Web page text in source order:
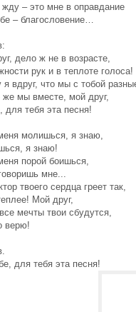
жду – это мне в оправдание
– благословение…
дело ж не в возрасте,
рук и в теплоте голоса!
вдруг, что мы с тобой
же мы вместе, мой друг,
для тебя эта песня!
молишься, я знаю,
я знаю!
порой боишься,
мне...
твоего сердца греет так,
Мой друг,
мечты твои сбудутся,
верю!
для тебя эта песня!